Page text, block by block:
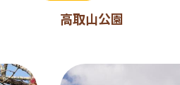
高取山公園